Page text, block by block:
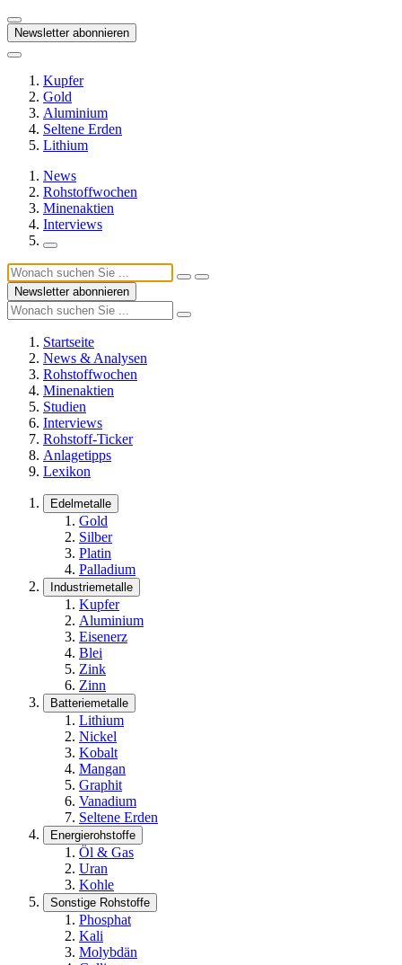
Newsletter abonnieren
Kupfer
Gold
Aluminium
Seltene Erden
Lithium
News
Rohstoffwochen
Minenaktien
Interviews
Newsletter abonnieren
Startseite
News & Analysen
Rohstoffwochen
Minenaktien
Studien
Interviews
Rohstoff-Ticker
Anlagetipps
Lexikon
Edelmetalle
Gold
Silber
Platin
Palladium
Industriemetalle
Kupfer
Aluminium
Eisenerz
Blei
Zink
Zinn
Batteriemetalle
Lithium
Nickel
Kobalt
Mangan
Graphit
Vanadium
Seltene Erden
Energierohstoffe
Öl & Gas
Uran
Kohle
Sonstige Rohstoffe
Phosphat
Kali
Molybdän